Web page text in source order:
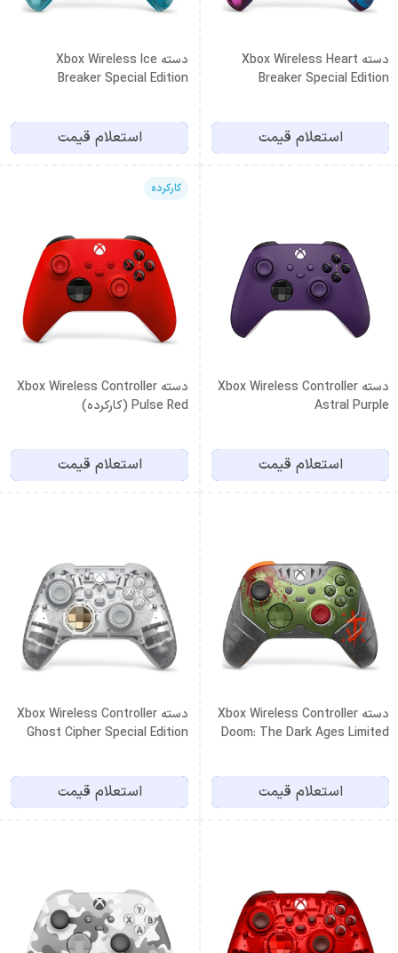
دسته Xbox Wireless Heart
Breaker Special Edition
استعلام قیمت
دسته Xbox Wireless Ice
Breaker Special Edition
استعلام قیمت
دسته Xbox Wireless Controller
Astral Purple
استعلام قیمت
کارکرده
دسته Xbox Wireless Controller
Pulse Red (کارکرده)
استعلام قیمت
دسته Xbox Wireless Controller
Doom: The Dark Ages Limited
استعلام قیمت
دسته Xbox Wireless Controller
Ghost Cipher Special Edition
استعلام قیمت